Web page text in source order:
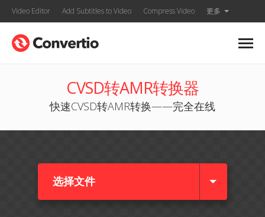
Video Editor Add Subtitles to Video Compress Video 更多
CVSD转AMR转换器
快速CVSD转AMR转换——完全在线
选择文件